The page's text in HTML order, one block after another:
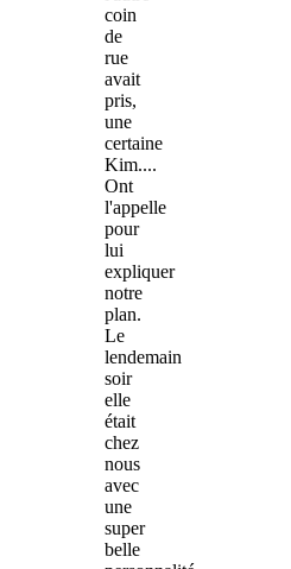
coin
de
rue
avait
pris,
une
certaine
Kim....
Ont
l'appelle
pour
lui
expliquer
notre
plan.
Le
lendemain
soir
elle
était
chez
nous
avec
une
super
belle